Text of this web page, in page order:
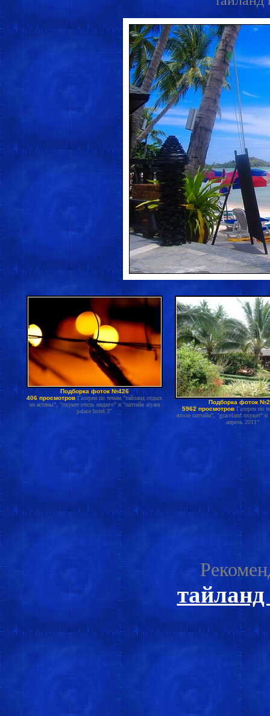
Подборка фоток №426
406 просмотров Галереи по темам "тайланд отдых
из астаны", "пхукет отель индиго" и "паттайя aiyara
palace hotel 3"
Подборка фоток
5962 просмотров Галереи по
возле паттайи", "graceland пхукет" и
апрель 2011"